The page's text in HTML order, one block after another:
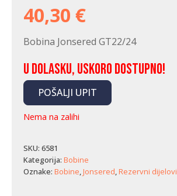
40,30 €
Bobina Jonsered GT22/24
U dolasku, uskoro dostupno!
POŠALJI UPIT
Nema na zalihi
SKU: 6581
Kategorija: Bobine
Oznake: Bobine,Jonsered,Rezervni dijelovi